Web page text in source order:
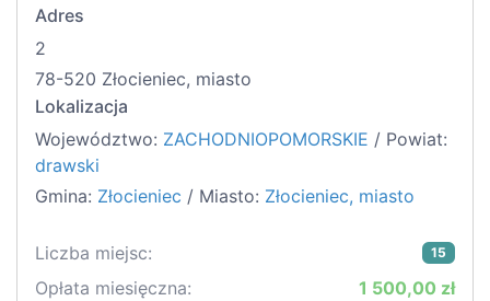
Adres
2
78-520 Złocieniec, miasto
Lokalizacja
Województwo: ZACHODNIOPOMORSKIE / Powiat:
drawski
Gmina: Złocieniec / Miasto: Złocieniec, miasto
Liczba miejsc: 15
Opłata miesięczna:
1 500,00 zł